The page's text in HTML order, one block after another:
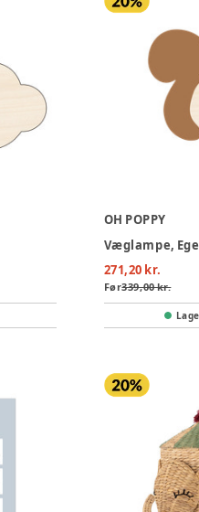
OH POPPY
Væglampe,
271,20 kr.
Før339,00 kr.